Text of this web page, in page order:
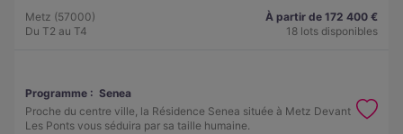
Metz (57000)
Du T2 au T4
À partir de 172 400 €
18 lots disponibles
Programme : Senea
Proche du centre ville, la Résidence Senea située à Metz Devant
Les Ponts vous séduira par sa taille humaine.